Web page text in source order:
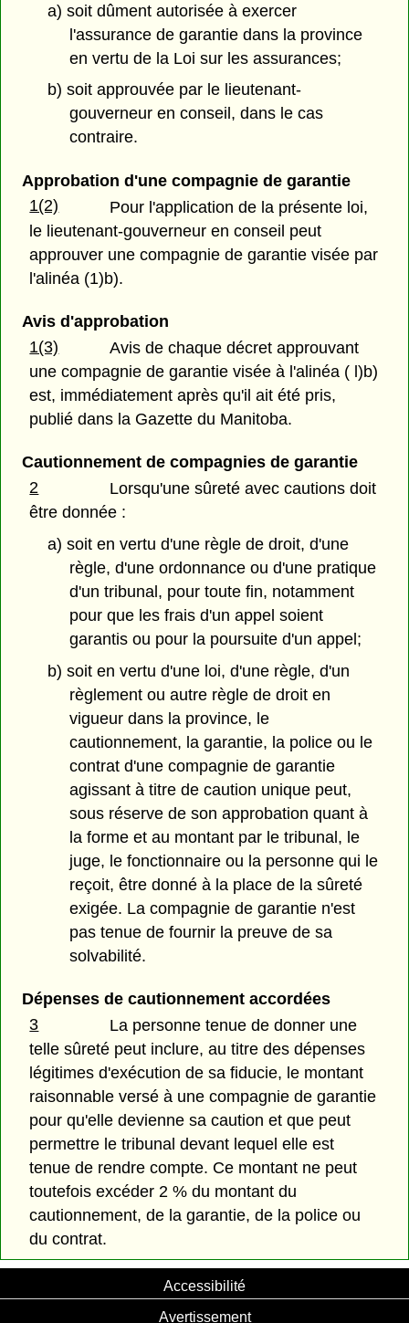
a) soit dûment autorisée à exercer
l'assurance de garantie dans la province
en vertu de la Loi sur les assurances;
b) soit approuvée par le lieutenant-
gouverneur en conseil, dans le cas
contraire.
Approbation d'une compagnie de garantie
1(2)
Pour l'application de la présente loi,
le lieutenant-gouverneur en conseil peut
approuver une compagnie de garantie visée par
l'alinéa (1)b).
Avis d'approbation
1(3)
Avis de chaque décret approuvant
une compagnie de garantie visée à l'alinéa ( l)b)
est, immédiatement après qu'il ait été pris,
publié dans la Gazette du Manitoba.
Cautionnement de compagnies de garantie
2
Lorsqu'une sûreté avec cautions doit
être donnée :
a) soit en vertu d'une règle de droit, d'une
règle, d'une ordonnance ou d'une pratique
d'un tribunal, pour toute fin, notamment
pour que les frais d'un appel soient
garantis ou pour la poursuite d'un appel;
b) soit en vertu d'une loi, d'une règle, d'un
règlement ou autre règle de droit en
vigueur dans la province, le
cautionnement, la garantie, la police ou le
contrat d'une compagnie de garantie
agissant à titre de caution unique peut,
sous réserve de son approbation quant à
la forme et au montant par le tribunal, le
juge, le fonctionnaire ou la personne qui le
reçoit, être donné à la place de la sûreté
exigée. La compagnie de garantie n'est
pas tenue de fournir la preuve de sa
solvabilité.
Dépenses de cautionnement accordées
3
La personne tenue de donner une
telle sûreté peut inclure, au titre des dépenses
légitimes d'exécution de sa fiducie, le montant
raisonnable versé à une compagnie de garantie
pour qu'elle devienne sa caution et que peut
permettre le tribunal devant lequel elle est
tenue de rendre compte. Ce montant ne peut
toutefois excéder 2 % du montant du
cautionnement, de la garantie, de la police ou
du contrat.
Accessibilité
Avertissement